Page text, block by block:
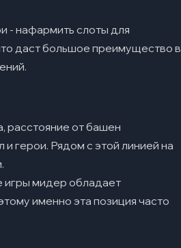
- нафармить слоты для
даст большое преимущество в
расстояние от башен
герои. Рядом с этой линией на
игры мидер обладает
именно эта позиция часто